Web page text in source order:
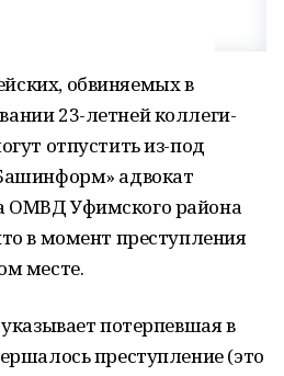
обвиняемых в
23-летней коллеги-
отпустить из-под
адвокат
ОМВД Уфимского района
в момент преступления
месте.
потерпевшая в
преступление (это